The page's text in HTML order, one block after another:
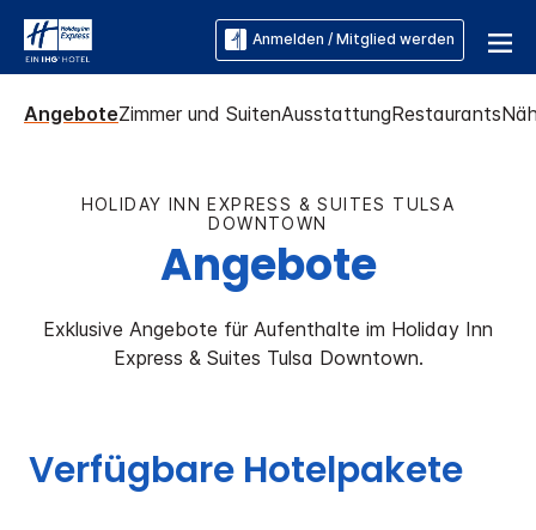
Anmelden / Mitglied werden
AngeboteZimmer und SuitenAusstattungRestaurants
HOLIDAY INN EXPRESS & SUITES TULSA
DOWNTOWN
Angebote
Exklusive Angebote für Aufenthalte im Holiday Inn
Express & Suites Tulsa Downtown.
Verfügbare Hotelpakete